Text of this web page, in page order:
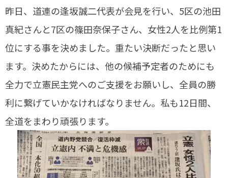
昨日、道連の逢坂誠二代表が会見を行い、5区の池田
真紀さんと7区の篠田奈保子さん、女性2人を比例第1
位にする事を決めました。重たい決断だったと思い
ます。決めたからには、他の候補予定者のためにも
全力で立憲民主党へのご支援をお願いし、全員の勝
利に繋げていかなければなりません。私も12日間、
全道をまわり頑張ります。